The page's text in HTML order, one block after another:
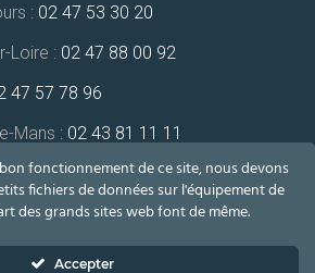
: 02 47 53 30 20
Loire : 02 47 88 00 92
47 57 78 96
Mans : 02 43 81 11 11
: 05 49 32 13 21
fonctionnement de ce site, nous devons
fichiers de données sur l'équipement de
des grands sites web font de même.
Accepter